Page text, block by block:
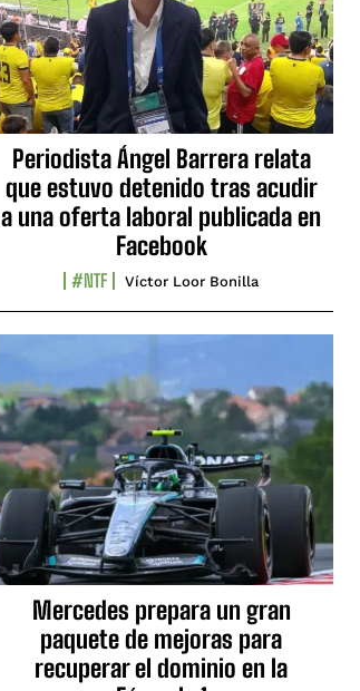
Periodista Ángel Barrera relata
que estuvo detenido tras acudir
a una oferta laboral publicada en
Facebook
#NTF Víctor Loor Bonilla
Mercedes prepara un gran
paquete de mejoras para
recuperar el dominio en la